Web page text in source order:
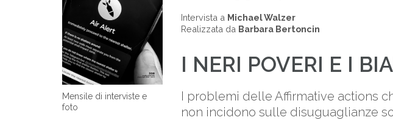
Mensile di interviste e
foto
Intervista a Michael Walzer
Realizzata da Barbara Bertoncin
I NERI POVERI E I
I problemi delle Affirmative actions
non incidono sulle disuguaglianze